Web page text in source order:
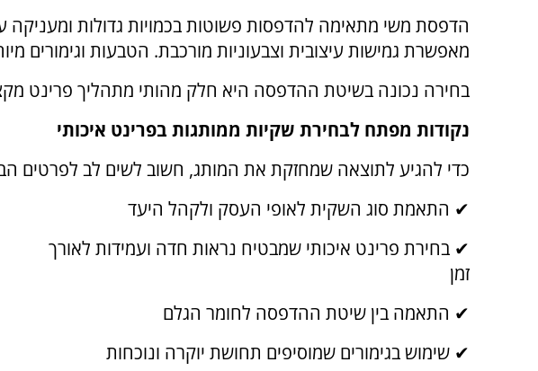
הדפסת משי מתאימה להדפסות פשוטות בכמויות גדולות ומעניקה
מאפשרת גמישות עיצובית וצבעוניות מורכבת. הטבעות וגימורים
בחירה נכונה בשיטת ההדפסה היא חלק מהותי מתהליך פרינט
נקודות מפתח לבחירת שקיות ממותגות בפרינט איכותי
כדי להגיע לתוצאה שמחזקת את המותג, חשוב לשים לב לפרטים
✔ התאמת סוג השקית לאופי העסק ולקהל היעד
✔ בחירת פרינט איכותי שמבטיח נראות חדה ועמידות לאורך
זמן
✔ התאמה בין שיטת ההדפסה לחומר הגלם
✔ שימוש בגימורים שמוסיפים תחושת יוקרה ונוכחות